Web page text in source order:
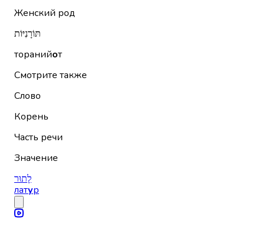
Женский род
תּוֹרָנִיּוֹת
торанийот
Смотрите также
Слово
Корень
Часть речи
Значение
לָתוּר
латур